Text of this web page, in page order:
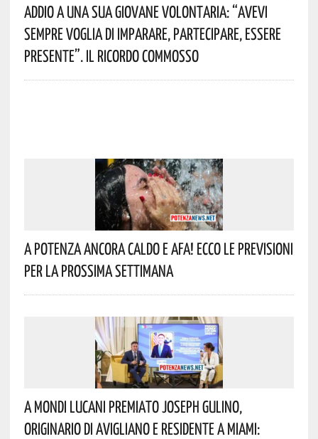
Addio A Una Sua Giovane Volontaria: “avevi
Sempre Voglia Di Imparare, Partecipare, Essere
Presente”. Il Ricordo Commosso
A Potenza Ancora Caldo E Afa! Ecco Le Previsioni
Per La Prossima Settimana
A Mondi Lucani Premiato Joseph Gulino,
Originario Di Avigliano E Residente A Miami: